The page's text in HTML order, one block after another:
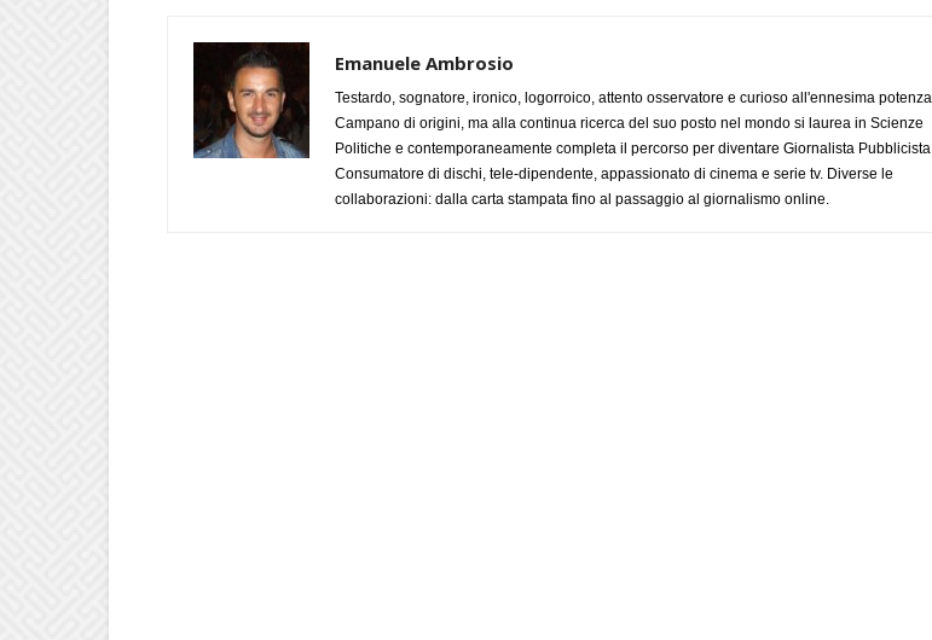
Emanuele Ambrosio
Testardo, sognatore, ironico, logorroico, attento osservatore e curioso all'ennesima potenza.
Campano di origini, ma alla continua ricerca del suo posto nel mondo si laurea in Scienze
Politiche e contemporaneamente completa il percorso per diventare Giornalista Pubblicista.
Consumatore di dischi, tele-dipendente, appassionato di cinema e serie tv. Diverse le
collaborazioni: dalla carta stampata fino al passaggio al giornalismo online.